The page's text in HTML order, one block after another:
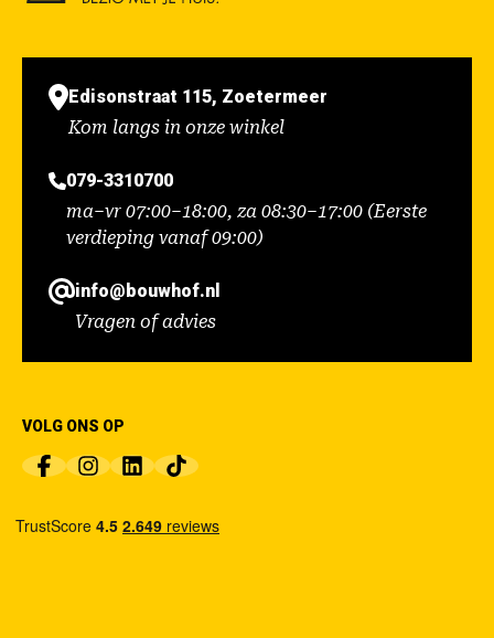
Edisonstraat 115, Zoetermeer
Kom langs in onze winkel
079-3310700
ma–vr 07:00–18:00, za 08:30–17:00 (Eerste
verdieping vanaf 09:00)
info@bouwhof.nl
Vragen of advies
VOLG ONS OP